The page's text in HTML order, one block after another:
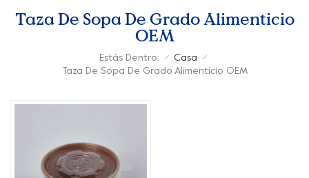
Taza De Sopa De Grado Alimenticio
OEM
Estás Dentro: / Casa /
Taza De Sopa De Grado Alimenticio OEM